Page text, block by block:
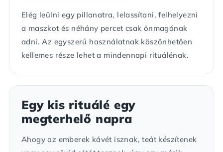
Elég leülni egy pillanatra, lelassítani, felhelyezni
a maszkot és néhány percet csak önmagának
adni. Az egyszerű használatnak köszönhetően
kellemes része lehet a mindennapi rituálénak.
Egy kis rituálé egy
megterhelő napra
Ahogy az emberek kávét isznak, teát készítenek